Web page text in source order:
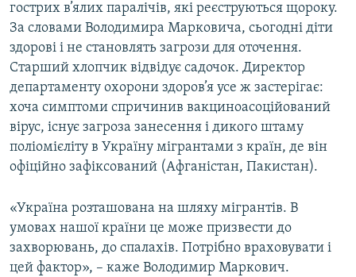
гострих в’ялих паралічів, які реєструються щороку.
За словами Володимира Марковича, сьогодні діти
здорові і не становлять загрози для оточення.
Старший хлопчик відвідує садочок. Директор
департаменту охорони здоров’я усе ж застерігає:
хоча симптоми спричинив вакциноасоційований
вірус, існує загроза занесення і дикого штаму
поліомієліту в Україну мігрантами з країн, де він
офіційно зафіксований (Афганістан, Пакистан).
«Україна розташована на шляху мігрантів. В
умовах нашої країни це може призвести до
захворювань, до спалахів. Потрібно враховувати і
цей фактор», – каже Володимир Маркович.